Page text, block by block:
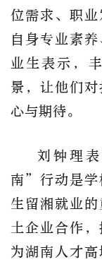
位需求、职
自身专业素
业生表示，
景，让他们
心与期待。
刘钟理
南”行动是学
生留湘就业
土企业合作，
为湖南人才